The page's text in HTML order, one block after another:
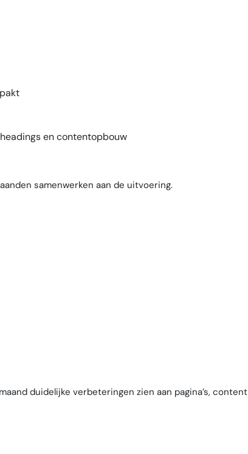
en contentopbouw
samenwerken aan de uitvoering.
duidelijke verbeteringen zien aan pagina’s, content